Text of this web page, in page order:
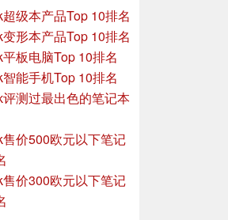
级本产品Top 10排名
形本产品Top 10排名
板电脑Top 10排名
能手机Top 10排名
测过最出色的笔记本
价500欧元以下笔记
价300欧元以下笔记